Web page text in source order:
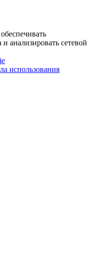
анализировать сетевой
использования